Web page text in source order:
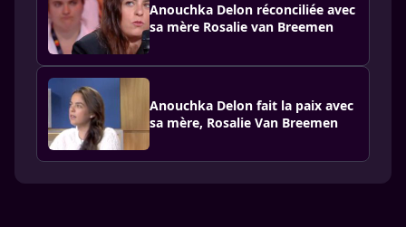
Anouchka Delon réconciliée avec
sa mère Rosalie van Breemen
Anouchka Delon fait la paix avec
sa mère, Rosalie Van Breemen